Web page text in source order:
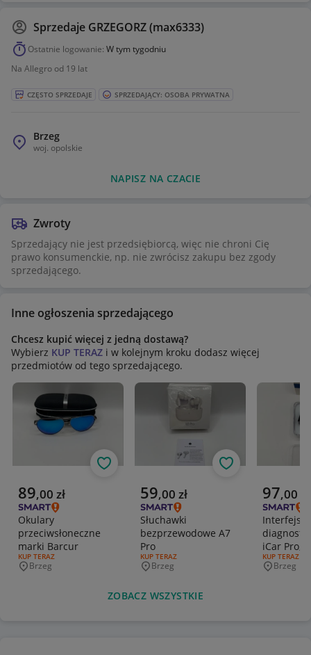
Sprzedaje GRZEGORZ (max6333)
Ostatnie logowanie: W tym tygodniu
Na Allegro od 19 lat
CZĘSTO SPRZEDAJE SPRZEDAJĄCY: OSOBA PRYWATNA
Brzeg
woj. opolskie
NAPISZ NA CZACIE
Zwroty
Sprzedający nie jest przedsiębiorcą, więc nie chroni Cię
prawo konsumenckie, np. nie zwrócisz zakupu bez zgody
sprzedającego.
Inne ogłoszenia sprzedającego
Chcesz kupić więcej z jedną dostawą?
Wybierz KUP TERAZ i w kolejnym kroku dodasz więcej
przedmiotów od tego sprzedającego.
Aktualna cena
89,00 zł
Okulary
przeciwsłoneczne
marki Barcur
RODZAJ OFERTY:
KUP TERAZ
Miejscowość
Brzeg
Obserwuj
Aktualna cena
59,00 zł
Słuchawki
bezprzewodowe A7
Pro
RODZAJ OFERTY:
KUP TERAZ
Miejscowość
Brzeg
Obserwuj
Aktualna
97,00
Interfejs
iCar Pro,
RODZAJ
KUP TERAZ
Brzeg
ZOBACZ WSZYSTKIE